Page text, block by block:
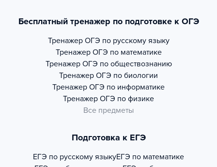
Бесплатный тренажер по подготовке к ОГЭ
Тренажер ОГЭ по русскому языку
Тренажер ОГЭ по математике
Тренажер ОГЭ по обществознанию
Тренажер ОГЭ по биологии
Тренажер ОГЭ по информатике
Тренажер ОГЭ по физике
Все предметы
Подготовка к ЕГЭ
ЕГЭ по русскому языкуЕГЭ по математике